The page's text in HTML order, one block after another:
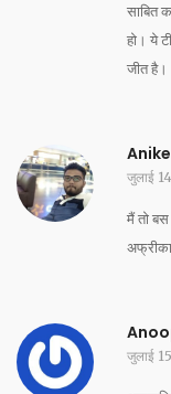
साबित
हो। ये
जीत है।
जुलाई
मैं तो
जुलाई